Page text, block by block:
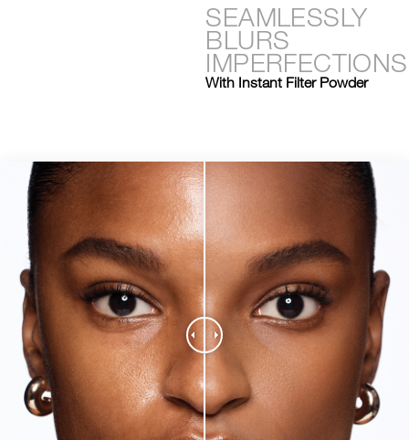
SEAMLESSLY
BLURS
IMPERFECTIONS
With Instant Filter Powder